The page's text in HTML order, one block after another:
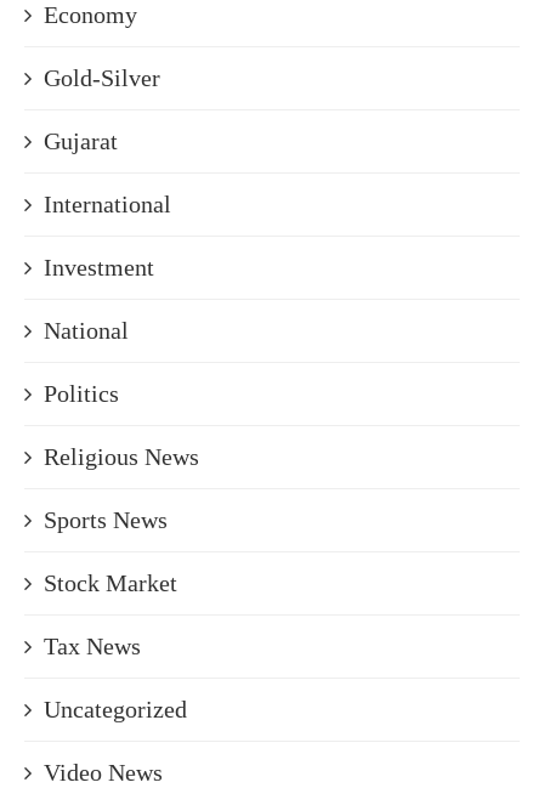
Economy
Gold-Silver
Gujarat
International
Investment
National
Politics
Religious News
Sports News
Stock Market
Tax News
Uncategorized
Video News